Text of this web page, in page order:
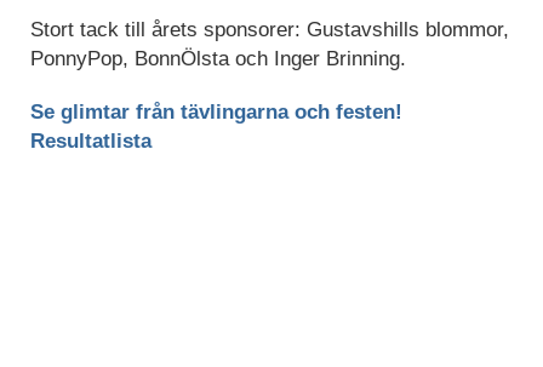
Stort tack till årets sponsorer: Gustavshills blommor,
PonnyPop, BonnÖlsta och Inger Brinning.
Se glimtar från tävlingarna och festen!
Resultatlista